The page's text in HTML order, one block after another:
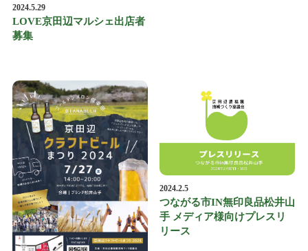
2024.5.29
LOVE京田辺マルシェ出店者
募集
2024.2.5
つながる市IN無印良品松井山
手 メディア様向けプレスリ
リース